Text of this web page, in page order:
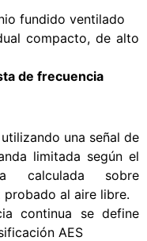
fundido ventilado
compacto, de alto
de frecuencia
una señal de
limitada según el
calculada sobre
probado al aire libre.
continua se define
AES